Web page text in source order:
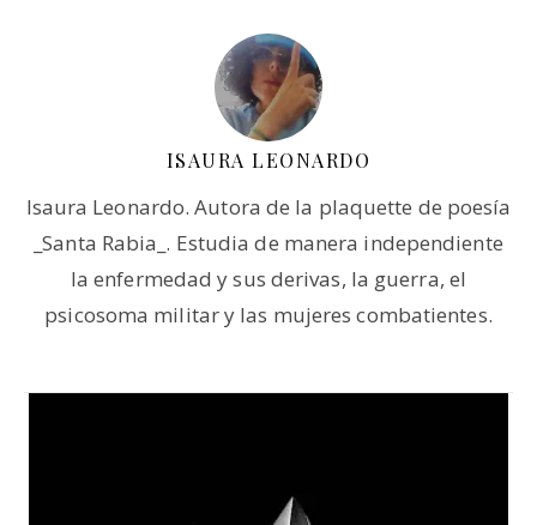
ISAURA LEONARDO
Isaura Leonardo. Autora de la plaquette de poesía
_Santa Rabia_. Estudia de manera independiente
la enfermedad y sus derivas, la guerra, el
psicosoma militar y las mujeres combatientes.